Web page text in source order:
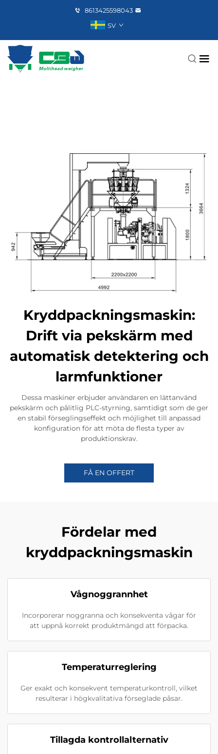
8613425598043
SV
Kryddpackningsmaskin:
Drift via pekskärm med
automatisk detektering och
larmfunktioner
Dessa maskiner erbjuder användaren en lättanvänd
pekskärm och pålitlig PLC-styrning, samtidigt som de ger
en stabil förseglingseffekt och möjlighet till anpassad
konfiguration för att möta de flesta typer av
produktionskrav.
FÅ EN OFFERT
Fördelar med
kryddpackningsmaskin
Vågnoggrannhet
Incorporerar noggranna och konsekventa vågar för
att uppnå korrekt produktmängd att förpacka.
Temperaturreglering
Ger exakt och konsekvent temperaturkontroll, vilket
resulterar i högkvalitativa förseglade påsar.
Tillagda kontrollalternativ